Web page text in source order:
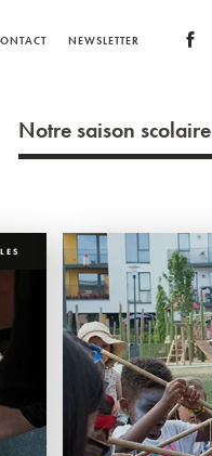
NEWSLETTER
Notre saison scolaire